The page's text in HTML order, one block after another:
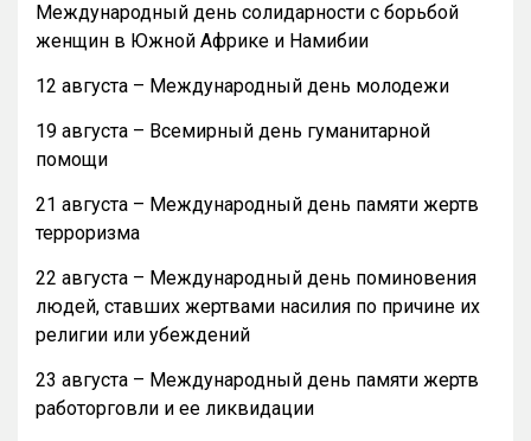
Международный день солидарности с борьбой
женщин в Южной Африке и Намибии
12 августа – Международный день молодежи
19 августа – Всемирный день гуманитарной
помощи
21 августа – Международный день памяти жертв
терроризма
22 августа – Международный день поминовения
людей, ставших жертвами насилия по причине их
религии или убеждений
23 августа – Международный день памяти жертв
работорговли и ее ликвидации